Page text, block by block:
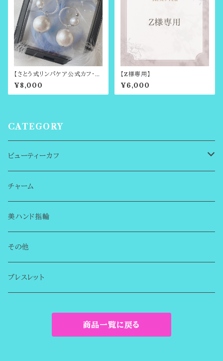
【さとう式リンパケア公式カフ・金
属アレルギー対応】シンプルカフ
＆取り外し可能コットンパールの
チャームセット・シルバー＆ホワイ
¥8,000
【Z様専用】
¥6,000
CATEGORY
ビューティーカフ
はじめての方へ
シンプルカフ
チャーム無し
チャーム付き
誕生石のビューティーカフ
まるでイヤリングのようなイヤーカフ
金属アレルギー対応
チャーム
美ハンド指輪
その他
ブレスレット
商品一覧に戻る